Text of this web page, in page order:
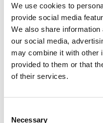
We use cookies to
provide social media
We also share
our social media,
may combine it with other
provided to them or that
of their services.
Necessary
viaggi ‘Ctrip’ – per molti
Chengdu, Pechino e
ormai la quarta
lunghe vacanze del
A parte il Potala, tra i
(Basum) Tso – con il suo